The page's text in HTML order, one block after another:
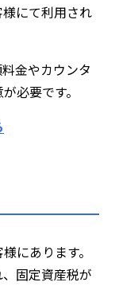
にて利用され
金やカウンタ
必要です。
にあります。
固定資産税が